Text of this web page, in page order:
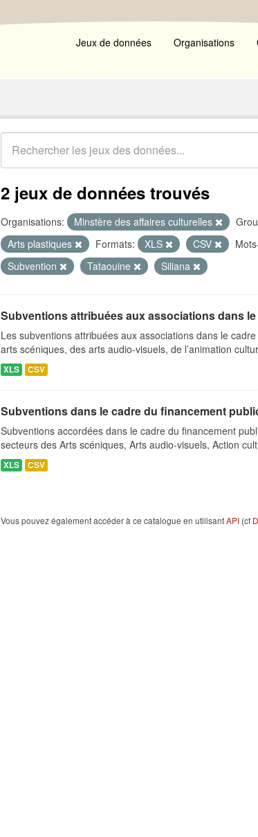
Jeux de données Organisations
2 jeux de données trouvés
Organisations: Minstère des affaires culturelles
Arts plastiques
Formats: XLS CSV
Subvention
Tataouine Siliana
Subventions attribuées aux associations dans
Les subventions attribuées aux associations dans le
arts scéniques, des arts audio-visuels, de l’animation
XLS CSV
Subventions dans le cadre du financement
Subventions accordées dans le cadre du financement
secteurs des Arts scéniques, Arts audio-visuels, Action
XLS CSV
Vous pouvez également accéder à ce catalogue en utilisantAPI (cf